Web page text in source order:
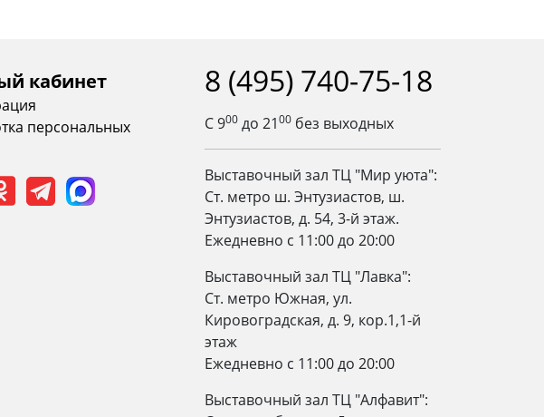
кабинет
персональных
8 (495) 740-75-18
С 900 до 2100 без выходных
Выставочный зал ТЦ "Мир уюта":
Ст. метро ш. Энтузиастов, ш.
Энтузиастов, д. 54, 3-й этаж.
Ежедневно c 11:00 до 20:00
Выставочный зал ТЦ "Лавка":
Ст. метро Южная, ул.
Кировоградская, д. 9, кор.1,1-й
этаж
Ежедневно c 11:00 до 20:00
Выставочный зал ТЦ "Алфавит":